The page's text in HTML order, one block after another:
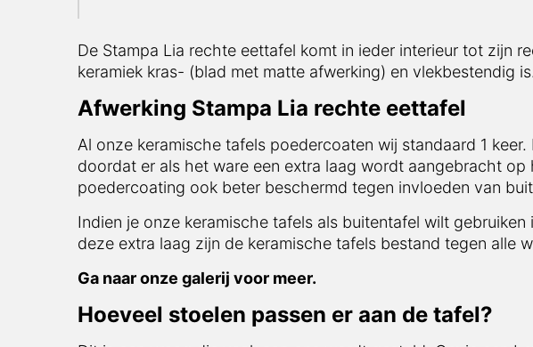
De Stampa Lia rechte eettafel komt in ieder interieur tot zijn
kras- (blad met matte afwerking) en vlekbestendig is. Dit
Afwerking Stampa Lia rechte eettafel
Al onze keramische tafels poedercoaten wij standaard 1 keer.
er als het ware een extra laag wordt aangebracht op het
beter beschermd tegen invloeden van buitenaf, krassen en
Indien je onze keramische tafels als buitentafel wilt gebruiken
extra laag zijn de keramische tafels bestand tegen alle
Ga naar onze galerij voor meer.
Hoeveel stoelen passen er aan de tafel?